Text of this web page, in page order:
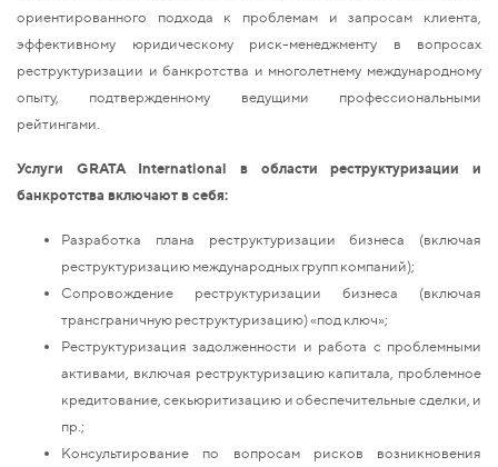
ориентированного подхода к проблемам и запросам клиента,
эффективному юридическому риск-менеджменту в вопросах
реструктуризации и банкротства и многолетнему международному
опыту, подтвержденному ведущими профессиональными
рейтингами.
Услуги GRATA International в области реструктуризации и
банкротства включают в себя:
Разработка плана реструктуризации бизнеса (включая
реструктуризацию международных групп компаний);
Сопровождение реструктуризации бизнеса (включая
трансграничную реструктуризацию)«под ключ»;
Реструктуризация задолженности и работа с проблемными
активами, включая реструктуризацию капитала, проблемное
кредитование, секьюритизацию и обеспечительные сделки, и
пр.;
Консультирование по вопросам рисков возникновения